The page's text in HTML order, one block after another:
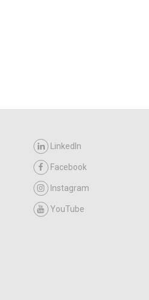
LinkedIn
Facebook
Instagram
YouTube